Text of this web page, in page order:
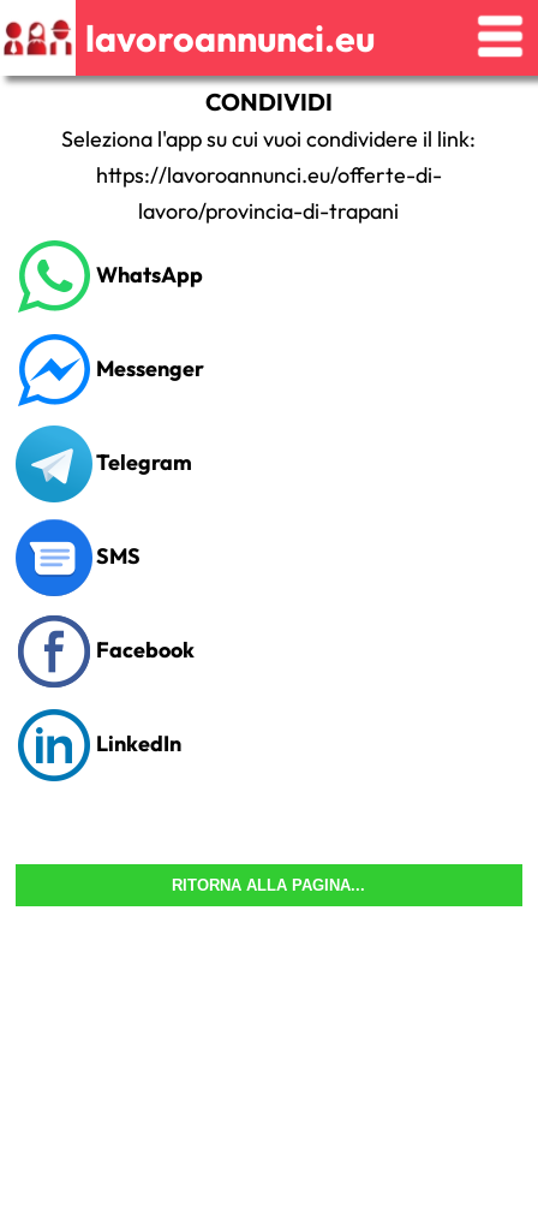
lavoroannunci.eu
CONDIVIDI
Seleziona l'app su cui vuoi condividere il link:
https://lavoroannunci.eu/offerte-di-
lavoro/provincia-di-trapani
WhatsApp
Messenger
Telegram
SMS
Facebook
LinkedIn
RITORNA ALLA PAGINA...